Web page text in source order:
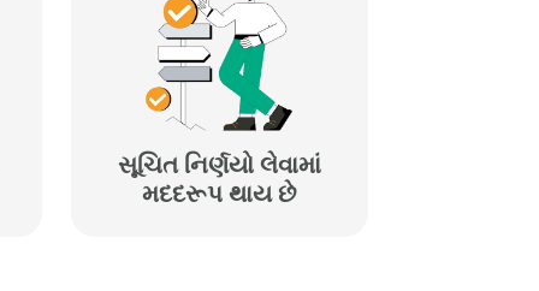
સૂચિત નિર્ણયો લેવામાં
મદદરૂપ થાય છે